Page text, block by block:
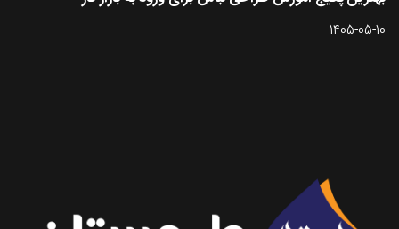
1405-05-10